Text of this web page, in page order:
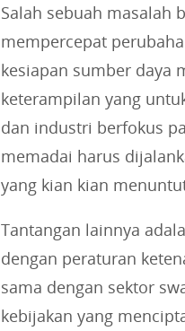
Salah sebuah masalah
mempercepat
kesiapan sumber daya
keterampilan yang
dan industri berfokus
memadai harus
yang kian kian
Tantangan lainnya
dengan peraturan
sama dengan sektor
kebijakan yang